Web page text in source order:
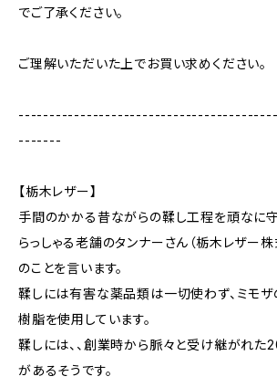
でご了承ください。
ご理解いただいた上でお買い求めください。
-------
【栃木レザー】
手間のかかる昔ながらの鞣し工程を頑なに
らっしゃる老舗のタンナーさん（栃木レザー株
のことを言います。
鞣しには有害な薬品類は一切使わず、ミモ
樹脂を使用しています。
鞣しには、、創業時から脈々と受け継がれ
があるそうです。